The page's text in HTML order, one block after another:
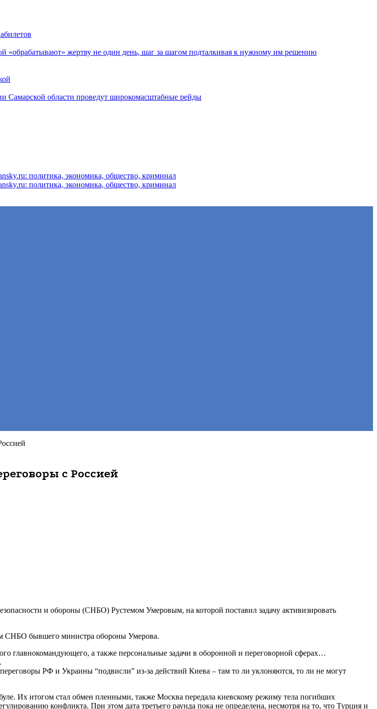
жертву не один день, шаг за шагом подталкивая к нужному им решению
Самарской области проведут широкомасштабные рейды
с Россией
и обороны (СНБО) Рустемом Умеровым, на которой поставил задачу активизировать
СНБО бывшего министра обороны Умерова.
главнокомандующего, а также персональные задачи в оборонной и переговорной сферах…
РФ и Украины “подвисли” из-за действий Киева – там то ли уклоняются, то ли не могут
Их итогом стал обмен пленными, также Москва передала киевскому режиму тела погибших
конфликта. При этом дата третьего раунда пока не определена, несмотря на то, что Турция и